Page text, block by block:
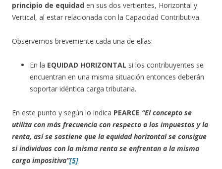
principio de equidad en sus dos vertientes, Horizontal y
Vertical, al estar relacionada con la Capacidad Contributiva.
Observemos brevemente cada una de ellas:
En la EQUIDAD HORIZONTAL si los contribuyentes se
encuentran en una misma situación entonces deberán
soportar idéntica carga tributaria.
En este punto y según lo indica PEARCE “El concepto se
utiliza con más frecuencia con respecto a los impuestos y la
renta, así se sostiene que la equidad horizontal se consigue
si individuos con la misma renta se enfrentan a la misma
carga impositiva”[5].